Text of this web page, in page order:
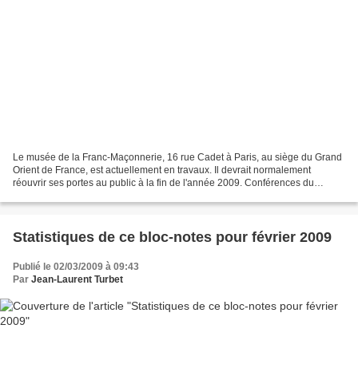
Le musée de la Franc-Maçonnerie, 16 rue Cadet à Paris, au siège du Grand
Orient de France, est actuellement en travaux. Il devrait normalement
réouvrir ses portes au public à la fin de l'année 2009. Conférences du
Statistiques de ce bloc-notes pour février 2009
Publié le 02/03/2009 à 09:43
Par Jean-Laurent Turbet